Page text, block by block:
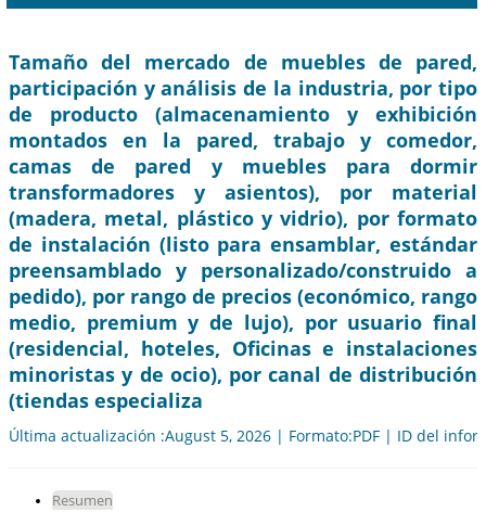
Tamaño del mercado de muebles de pared,
participación y análisis de la industria, por tipo
de producto (almacenamiento y exhibición
montados en la pared, trabajo y comedor,
camas de pared y muebles para dormir
transformadores y asientos), por material
(madera, metal, plástico y vidrio), por formato
de instalación (listo para ensamblar, estándar
preensamblado y personalizado/construido a
pedido), por rango de precios (económico, rango
medio, premium y de lujo), por usuario final
(residencial, hoteles, Oficinas e instalaciones
minoristas y de ocio), por canal de distribución
(tiendas especializa
Última actualización :August 5, 2026 | Formato:PDF | ID del
Resumen